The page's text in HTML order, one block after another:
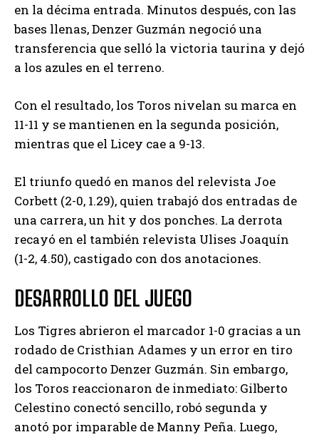
en la décima entrada. Minutos después, con las
bases llenas, Denzer Guzmán negoció una
transferencia que selló la victoria taurina y dejó
a los azules en el terreno.
Con el resultado, los Toros nivelan su marca en
11-11 y se mantienen en la segunda posición,
mientras que el Licey cae a 9-13.
El triunfo quedó en manos del relevista Joe
Corbett (2-0, 1.29), quien trabajó dos entradas de
una carrera, un hit y dos ponches. La derrota
recayó en el también relevista Ulises Joaquín
(1-2, 4.50), castigado con dos anotaciones.
DESARROLLO DEL JUEGO
Los Tigres abrieron el marcador 1-0 gracias a un
rodado de Cristhian Adames y un error en tiro
del campocorto Denzer Guzmán. Sin embargo,
los Toros reaccionaron de inmediato: Gilberto
Celestino conectó sencillo, robó segunda y
anotó por imparable de Manny Peña. Luego,